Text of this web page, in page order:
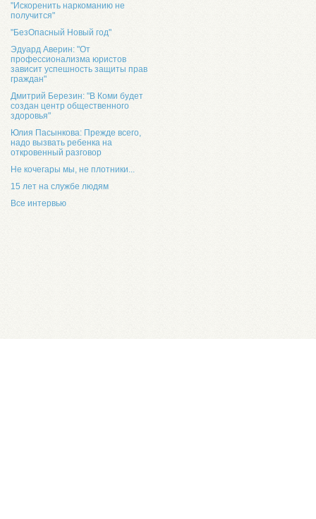
"Искоренить наркоманию не
получится"
"БезОпасный Новый год"
Эдуард Аверин: "От
профессионализма юристов
зависит успешность защиты прав
граждан"
Дмитрий Березин: "В Коми будет
создан центр общественного
здоровья"
Юлия Пасынкова: Прежде всего,
надо вызвать ребенка на
откровенный разговор
Не кочегары мы, не плотники...
15 лет на службе людям
Все интервью